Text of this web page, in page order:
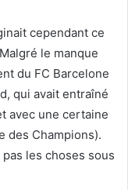
cependant ce
le manque
du FC Barcelone
qui avait entraîné
avec une certaine
des Champions).
les choses sous